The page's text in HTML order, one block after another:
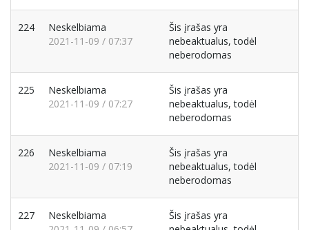
224
Neskelbiama
2021-11-09 / 07:37
Šis įrašas yra
nebeaktualus, todėl
neberodomas
225
Neskelbiama
2021-11-09 / 07:27
Šis įrašas yra
nebeaktualus, todėl
neberodomas
226
Neskelbiama
2021-11-09 / 07:19
Šis įrašas yra
nebeaktualus, todėl
neberodomas
227
Neskelbiama
Šis įrašas yra